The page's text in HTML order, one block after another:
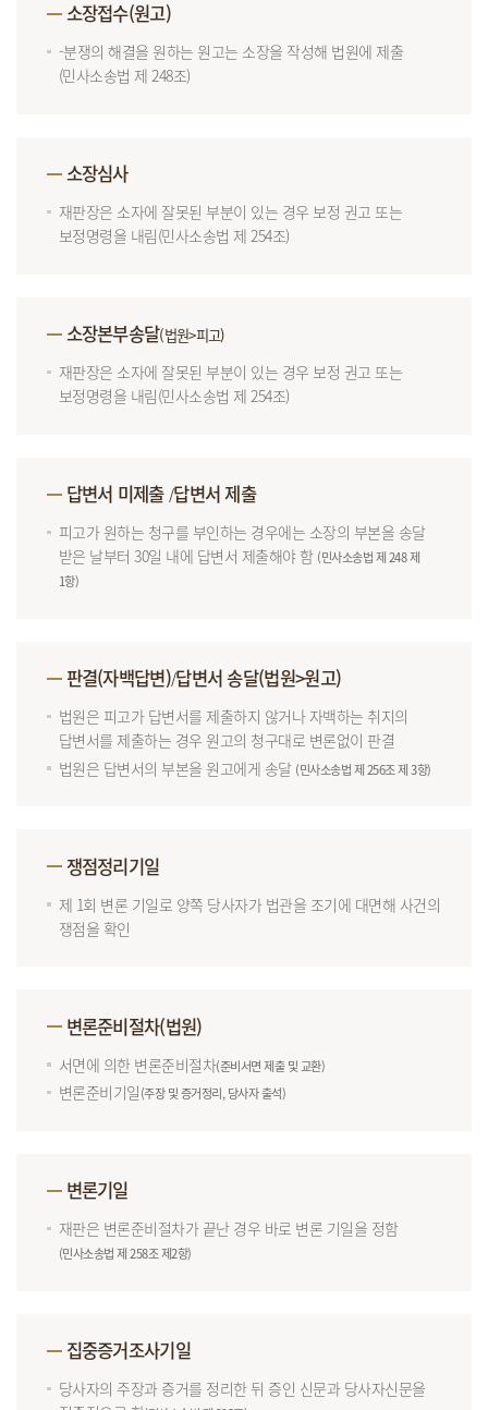
소장접수(원고)
-분쟁의 해결을 원하는 원고는 소장을 작성해 법원에 제출
(민사소송법 제 248조)
소장심사
재판장은 소자에 잘못된 부분이 있는 경우 보정 권고 또는
보정명령을 내림(민사소송법 제 254조)
소장본부송달(법원>피고)
재판장은 소자에 잘못된 부분이 있는 경우 보정 권고 또는
보정명령을 내림(민사소송법 제 254조)
답변서 미제출 /답변서 제출
피고가 원하는 청구를 부인하는 경우에는 소장의 부본을 송달
받은 날부터 30일 내에 답변서 제출해야 함 (민사소송법 제 248 제
1항)
판결(자백답변)/답변서 송달(법원>원고)
법원은 피고가 답변서를 제출하지 않거나 자백하는 취지의
답변서를 제출하는 경우 원고의 청구대로 변론없이 판결
법원은 답변서의 부본을 원고에게 송달 (민사소송법 제 256조 제 3항)
쟁점정리기일
제 1회 변론 기일로 양쪽 당사자가 법관을 조기에 대면해 사건의
쟁점을 확인
변론준비절차(법원)
서면에 의한 변론준비절차(준비서면 제출 및 교환)
변론준비기일(주장 및 증거정리, 당사자 출석)
변론기일
재판은 변론준비절차가 끝난 경우 바로 변론 기일을 정함
(민사소송법 제 258조 제2항)
집중증거조사기일
당사자의 주장과 증거를 정리한 뒤 증인 신문과 당사자신문을